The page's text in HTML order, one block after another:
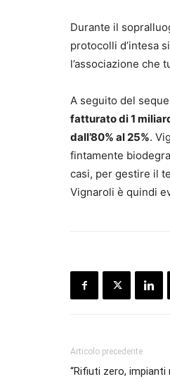
Durante il
protocolli d’intesa
l’associazione che
A seguito del
fatturato di 1
dall’80% al 25%.
fintamente
casi, per gestire il
Vignaroli è quindi
Articolo precedente
“Rifiuti zero, impianti